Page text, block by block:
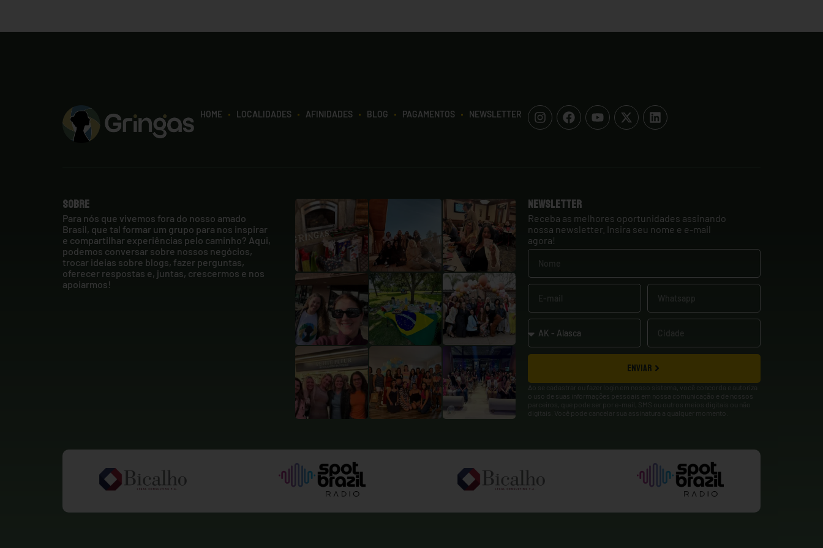
HOME LOCALIDADES AFINIDADES BLOG PAGAMENTOS NEWSLETTER
Sobre
Para nós que vivemos fora do nosso amado
Brasil, que tal formar um grupo para nos inspirar
e compartilhar experiências pelo caminho? Aqui,
podemos conversar sobre nossos negócios,
trocar ideias sobre blogs, fazer perguntas,
oferecer respostas e, juntas, crescermos e nos
apoiarmos!
Newsletter
Receba as melhores oportunidades assinando
nossa newsletter. Insira seu nome e e-mail
agora!
ENVIAR
Ao se cadastrar ou fazer login em nosso sistema, você concorda e autoriza
o uso de suas informações pessoais em nossa comunicação e de nossos
parceiros, que pode ser por e-mail, SMS ou outros meios digitais ou não
digitais. Você pode cancelar sua assinatura a qualquer momento.